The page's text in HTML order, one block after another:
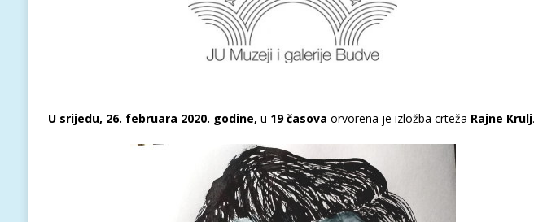
U srijedu, 26. februara 2020. godine, u 19 časova orvorena je izložba crteža Rajne Krulj.